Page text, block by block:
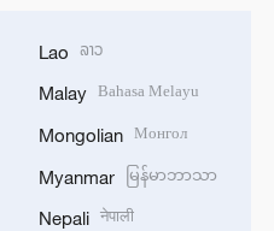
Lao ລາວ
Malay Bahasa Melayu
Mongolian Монгол
Myanmar မြန်မာဘာသာ
Nepali नेपाली